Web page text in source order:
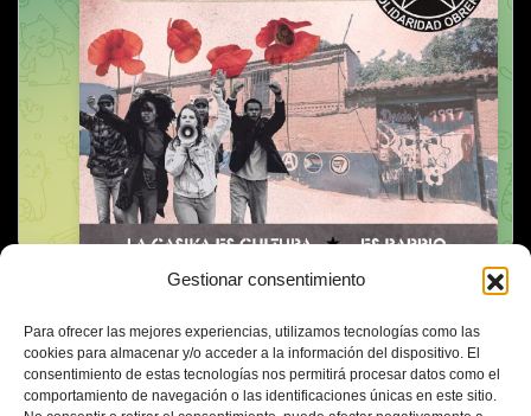
Gestionar consentimiento
Para ofrecer las mejores experiencias, utilizamos tecnologías como las
cookies para almacenar y/o acceder a la información del dispositivo. El
consentimiento de estas tecnologías nos permitirá procesar datos como el
comportamiento de navegación o las identificaciones únicas en este sitio.